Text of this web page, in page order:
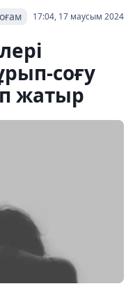
17:04, 17 маусым 2024
соғу
жатыр